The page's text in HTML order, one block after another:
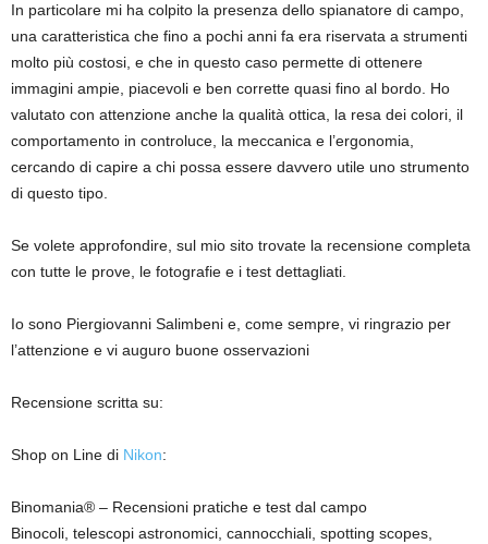
In particolare mi ha colpito la presenza dello spianatore di campo,
una caratteristica che fino a pochi anni fa era riservata a strumenti
molto più costosi, e che in questo caso permette di ottenere
immagini ampie, piacevoli e ben corrette quasi fino al bordo. Ho
valutato con attenzione anche la qualità ottica, la resa dei colori, il
comportamento in controluce, la meccanica e l’ergonomia,
cercando di capire a chi possa essere davvero utile uno strumento
di questo tipo.
Se volete approfondire, sul mio sito trovate la recensione completa
con tutte le prove, le fotografie e i test dettagliati.
Io sono Piergiovanni Salimbeni e, come sempre, vi ringrazio per
l’attenzione e vi auguro buone osservazioni
Recensione scritta su:
Shop on Line di Nikon:
Binomania® – Recensioni pratiche e test dal campo
Binocoli, telescopi astronomici, cannocchiali, spotting scopes,